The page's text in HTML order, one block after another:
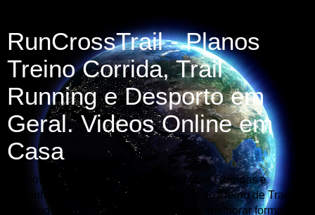
RunCrossTrail - Planos
Treino Corrida, Trail
Running e Desporto em
Geral. Videos Online em
Casa
Treinos em Directo em Casa -Tudo sobre Corridas e
Caminhadas - Vídeos e Fotos - Planos de Treino de Trail
Running, Corrida, Fitness, Perder peso, melhorar forma